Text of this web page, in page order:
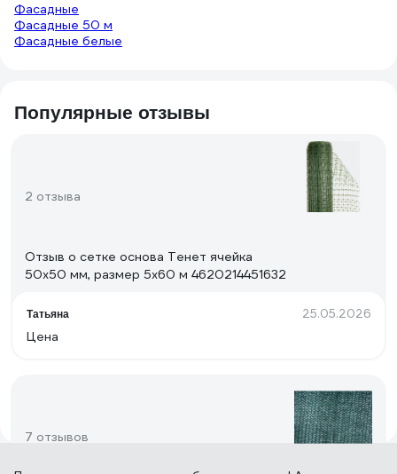
Фасадные
Фасадные 50 м
Фасадные белые
Популярные отзывы
2 отзыва
Отзыв о сетке основа Тенет ячейка
50х50 мм, размер 5x60 м 4620214451632
Татьяна 25.05.2026
Цена
7 отзывов